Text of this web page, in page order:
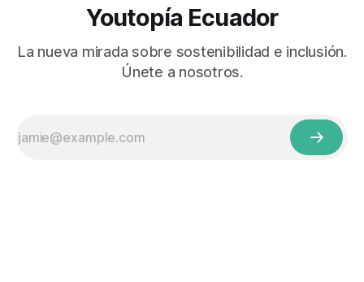
Youtopía Ecuador
La nueva mirada sobre sostenibilidad e inclusión.
Únete a nosotros.